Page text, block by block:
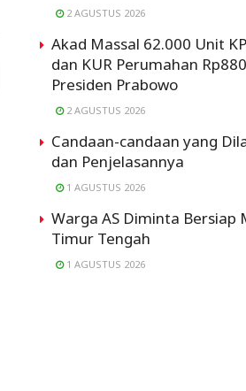
2 AGUSTUS 2026
Akad Massal 62.000 Unit
dan KUR Perumahan
Presiden Prabowo
2 AGUSTUS 2026
Candaan-candaan yang
dan Penjelasannya
1 AGUSTUS 2026
Warga AS Diminta Bersiap
Timur Tengah
1 AGUSTUS 2026